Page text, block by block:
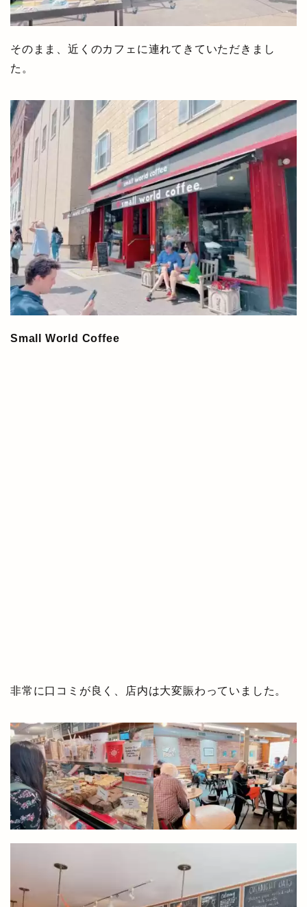
そのまま、近くのカフェに連れてきていただきまし
た。
Small World Coffee
非常に口コミが良く、店内は大変賑わっていました。